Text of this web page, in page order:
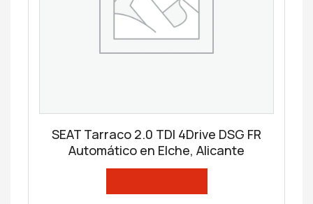
SEAT Tarraco 2.0 TDI 4Drive DSG FR
Automático en Elche, Alicante